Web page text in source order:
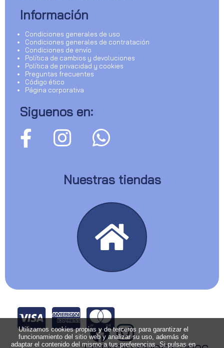
Información
Condiciones generales de uso
Condiciones generales de contratación
Condiciones de envío
Política de cambios y devoluciones
Política de privacidad y cookies
Preguntas frecuentes
Código ético
Página corporativa
Siguenos en:
Nuestras tiendas
Utilizamos cookies propias y de terceros para garantizar el
funcionamiento del sitio web y analizar su uso, además de
adaptar el contenido del mismo a tus preferencias. Si pulsas en